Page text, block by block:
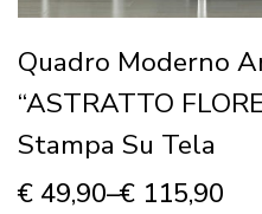
Quadro Moderno
“ASTRATTO
Stampa Su Tela
€ 49,90–€ 115,90